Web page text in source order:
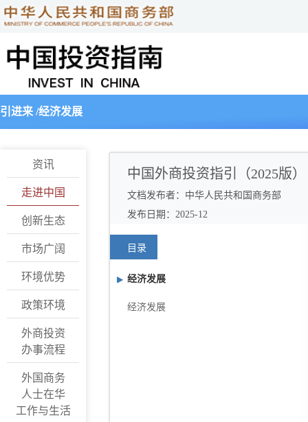
引进来 /经济发展
资讯
走进中国
创新生态
市场广阔
环境优势
政策环境
外商投资
办事流程
外国商务
人士在华
工作与生活
中国外商投资指引（2025版）
文档发布者：中华人民共和国商务部
发布日期：2025-12
目录
经济发展
经济发展